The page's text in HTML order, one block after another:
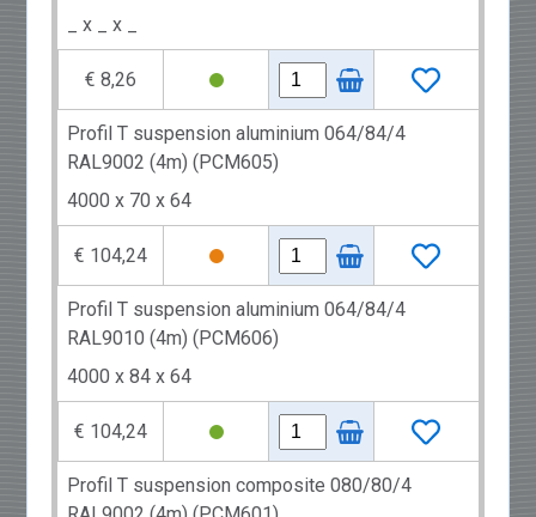
_ x _ x _
€ 8,26
Profil T suspension aluminium 064/84/4
RAL9002 (4m) (PCM605)
4000 x 70 x 64
€ 104,24
Profil T suspension aluminium 064/84/4
RAL9010 (4m) (PCM606)
4000 x 84 x 64
€ 104,24
Profil T suspension composite 080/80/4